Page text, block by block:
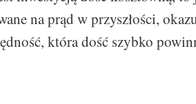
na prąd w przyszłości,
która dość szybko